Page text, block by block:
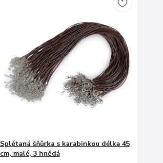
Splétaná šňůrka s karabinkou délka 45
cm, malé, 3 hnědá